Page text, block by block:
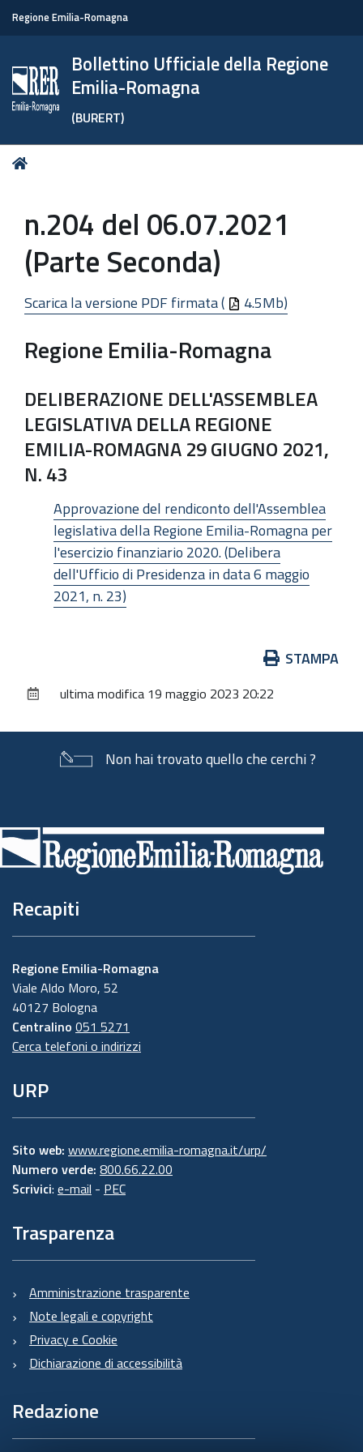
Regione Emilia-Romagna
Bollettino Ufficiale della Regione
Emilia-Romagna
(BURERT)
Tu
n.204 del 06.07.2021
(Parte Seconda)
Scarica la versione PDF firmata ( 4.5Mb)
Regione Emilia-Romagna
DELIBERAZIONE DELL'ASSEMBLEA
LEGISLATIVA DELLA REGIONE
EMILIA-ROMAGNA 29 GIUGNO 2021,
N. 43
Approvazione del rendiconto dell'Assemblea
legislativa della Regione Emilia-Romagna per
l'esercizio finanziario 2020. (Delibera
dell'Ufficio di Presidenza in data 6 maggio
2021, n. 23)
documento
STAMPA
ultima modifica 19 maggio 2023 20:22
Non hai trovato quello che cerchi ?
di
pagina
Recapiti
Regione Emilia-Romagna
Viale Aldo Moro, 52
40127 Bologna
Centralino 051 5271
Cerca telefoni o indirizzi
URP
Sito web: www.regione.emilia-romagna.it/urp/
Numero verde: 800.66.22.00
Scrivici: e-mail - PEC
Trasparenza
Amministrazione trasparente
Note legali e copyright
Privacy e Cookie
Dichiarazione di accessibilità
Redazione